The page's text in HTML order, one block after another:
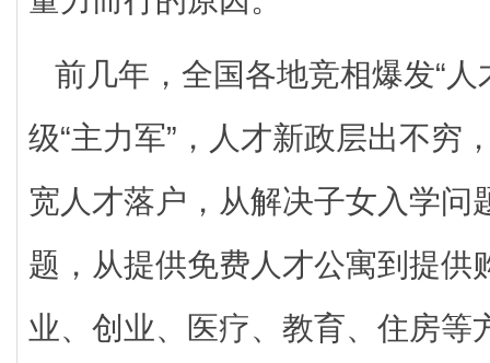
前几年，全国各地竞相爆发“
级“主力军”，人才新政层出不穷
宽人才落户，从解决子女入学问
题，从提供免费人才公寓到提供
业、创业、医疗、教育、住房等